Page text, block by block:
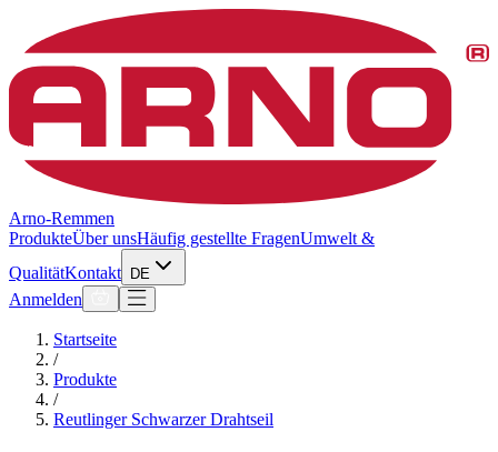
Arno-Remmen
ProdukteÜber unsHäufig gestellte FragenUmwelt &
QualitätKontakt DE
Anmelden
Startseite
/
Produkte
/
Reutlinger Schwarzer Drahtseil